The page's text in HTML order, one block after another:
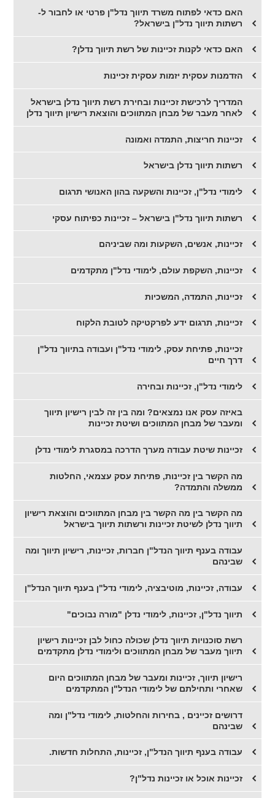
האם כדאי לפתוח משרד תיווך נדל"ן פרטי או לחבור ל-
רשתות תיווך נדל"ן בישראל?
האם כדאי לקנות זכיינות של רשת תיווך נדלן?
הזדמנות עסקית יזמות עסקית זכיינות
המדריך לרכישת זכיינות ובחירת רשת תיווך נדלן בישראל
לאחר מעבר של מבחן המתווכים והוצאת רישיון תיווך נדלן
זכיינות חריצות, התמדה ואמונה
רשתות תיווך נדלן בישראל
לימודי נדל"ן, זכיינות והשקעה בהון האנושי תרגום
רשתות תיווך נדל"ן בישראל – זכיינות כפיתוח עסקי
זכיינות, אנשים, השקעות ומה שביניהם
זכיינות, השקפת עולם, לימודי נדל"ן מתקדמים
זכיינות, התמדה, המשכיות
זכיינות, תרגום ידע לפרקטיקה לטובת הלקוח
זכיינות, פתיחת עסק, לימודי נדל"ן ועבודה בתיווך נדל"ן
דרך חיים
לימודי נדל"ן, זכיינות ובחירה
​באיזה עסק אנו נמצאים? ומה בין זה לבין רישיון תיווך
ומעבר של מבחן המתווכים ושיטת זכיינות
זכיינות שיטת עבודה מערך הדרכה במסגרת לימודי נדלן
מה הקשר בין זכיינות, פתיחת עסק עצמאי, החלטות
ממשלה והתמדה?
מה הקשר בין מה הקשר בין מבחן המתווכים והוצאת רישיון
תיווך נדלן לשיטת זכיינות ורשתות תיווך בישראל
עבודה בענף תיווך הנדל"ן חברות, זכיינות, רישיון תיווך ומה
שבינהם
עבודה, זכיינות, מוטיבציה, לימודי נדל"ן בענף תיווך הנדל"ן
תיווך נדל"ן, זכיינות, לימודי נדלן "מורה נבוכים"
רשת סוכנויות תיווך נדלן שכולה כחול לבן זכיינות רישיון
תיווך מעבר של מבחן המתווכים ולימודי נדלן מתקדמים
רישיון תיווך, זכיינות ומעבר של מבחן המתווכים היום
שאחרי ותחילתם של לימודי הנדל"ן המתקדמים
דרושים זכיינים , בחירות והחלטות, לימודי נדל"ן ומה
שבינהם
עבודה בענף תיווך הנדל"ן, זכיינות, התחלות חדשות.
זכיינות אוכל או זכיינות נדל"ן?